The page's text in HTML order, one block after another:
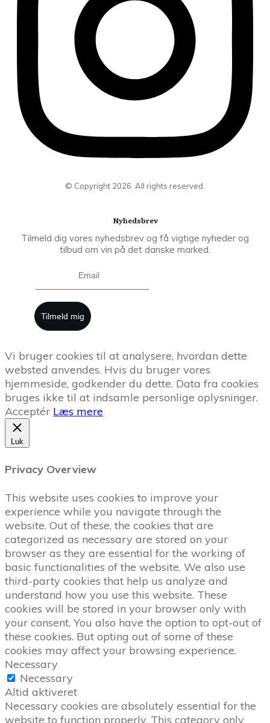
© Copyright 2026 . All rights reserved.
Nyhedsbrev
Tilmeld dig vores nyhedsbrev og få vigtige nyheder og
tilbud om vin på det danske marked.
Tilmeld mig
Vi bruger cookies til at analysere, hvordan dette
websted anvendes. Hvis du bruger vores
hjemmeside, godkender du dette. Data fra cookies
bruges ikke til at indsamle personlige oplysninger.
Acceptér Læs mere
Luk
Privacy Overview
This website uses cookies to improve your
experience while you navigate through the
website. Out of these, the cookies that are
categorized as necessary are stored on your
browser as they are essential for the working of
basic functionalities of the website. We also use
third-party cookies that help us analyze and
understand how you use this website. These
cookies will be stored in your browser only with
your consent. You also have the option to opt-out of
these cookies. But opting out of some of these
cookies may affect your browsing experience.
Necessary
Necessary
Altid aktiveret
Necessary cookies are absolutely essential for the
website to function properly. This category only